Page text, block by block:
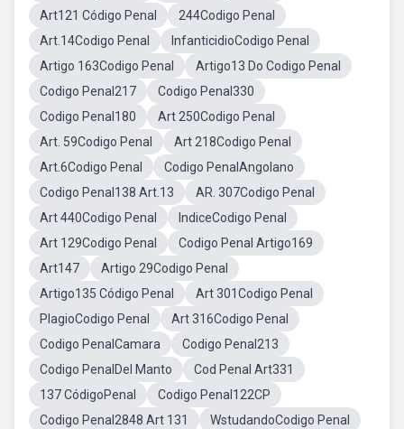
Art121 Código Penal
244Codigo Penal
Art.14Codigo Penal
InfanticidioCodigo Penal
Artigo 163Codigo Penal
Artigo13 Do Codigo Penal
Codigo Penal217
Codigo Penal330
Codigo Penal180
Art 250Codigo Penal
Art. 59Codigo Penal
Art 218Codigo Penal
Art.6Codigo Penal
Codigo PenalAngolano
Codigo Penal138 Art.13
AR. 307Codigo Penal
Art 440Codigo Penal
IndiceCodigo Penal
Art 129Codigo Penal
Codigo Penal Artigo169
Art147
Artigo 29Codigo Penal
Artigo135 Código Penal
Art 301Codigo Penal
PlagioCodigo Penal
Art 316Codigo Penal
Codigo PenalCamara
Codigo Penal213
Codigo PenalDel Manto
Cod Penal Art331
137 CódigoPenal
Codigo Penal122CP
Codigo Penal2848 Art 131
WstudandoCodigo Penal